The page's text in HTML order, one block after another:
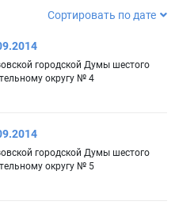
Сортировать по дате
городской Думы шестого
округу № 4
городской Думы шестого
округу № 5